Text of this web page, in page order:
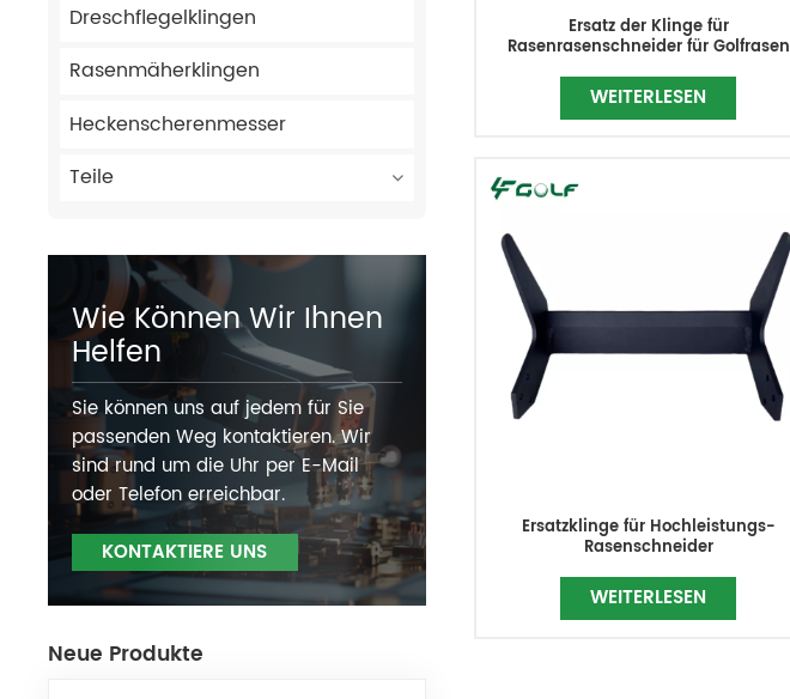
Dreschflegelklingen
Rasenmäherklingen
Heckenscherenmesser
Teile
Wie Können Wir Ihnen
Helfen
Sie können uns auf jedem für Sie
passenden Weg kontaktieren. Wir
sind rund um die Uhr per E-Mail
oder Telefon erreichbar.
KONTAKTIERE UNS
Neue Produkte
Ersatz der Klinge für
Rasenrasenschneider für Golfrasen
WEITERLESEN
Ersatzklinge für Hochleistungs-
Rasenschneider
WEITERLESEN